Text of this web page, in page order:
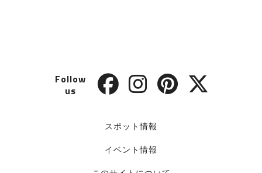
Follow
us
スポット情報
イベント情報